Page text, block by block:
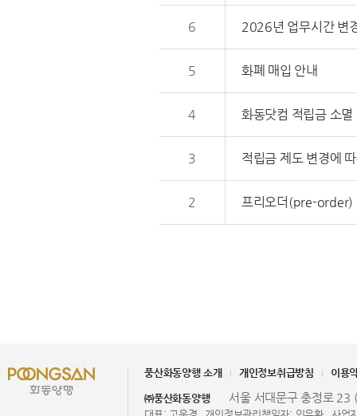
6 2026년 업무시간 변
5 화폐 매입 안내
4 화동닷컴 적립금 소멸
3 적립금 제도 변경에
2 프리오더(pre-order)
풍산화동양행 소개 개인정보취급방침 이용
㈜풍산화동양행 서울 서대문구 충정로 23